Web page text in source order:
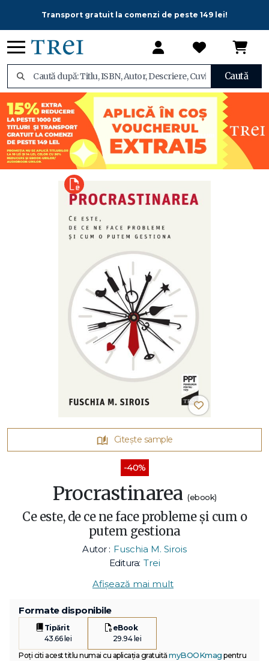
Transport gratuit la comenzi de peste 149 lei!
Caută
Citește sample
-40%
Procrastinarea (ebook)
Ce este, de ce ne face probleme și cum o
putem gestiona
Autor : Fuschia M. Sirois
Editura: Trei
Afișează mai mult
Formate disponibile
Tipărit
43.66 lei
eBook
29.94 lei
Poți citi acest titlu numai cu aplicația gratuitămyBOOKmag pentru